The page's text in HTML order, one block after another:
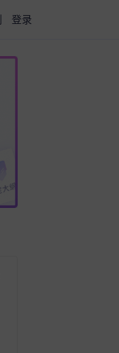
登录